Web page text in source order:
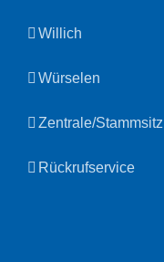
Willich
Würselen
Zentrale/Stammsitz
Rückrufservice